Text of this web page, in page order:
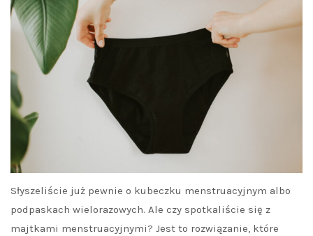
Słyszeliście już pewnie o kubeczku menstruacyjnym albo
podpaskach wielorazowych. Ale czy spotkaliście się z
majtkami menstruacyjnymi? Jest to rozwiązanie, które